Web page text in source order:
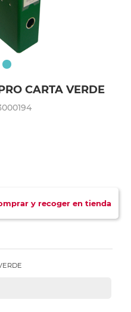
CARTA VERDE
y recoger en tienda